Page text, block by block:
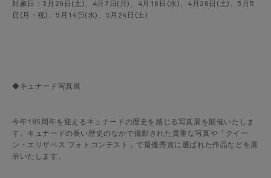
対象日：3月29日(土)、4月7日(月)、4月16日(水)、4月26日(土)、5月5
日(月・祝)、5月14日(水)、5月24日(土)
◆キュナード写真展
今年185周年を迎えるキュナードの歴史を感じる写真展を開催いたしま
す。キュナードの長い歴史のなかで撮影された貴重な写真や「クイー
ン・エリザベス フォトコンテスト」で最優秀賞に選ばれた作品などを展
示いたします。